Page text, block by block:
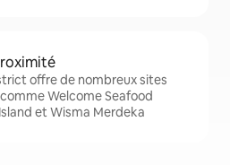
offre de nombreux sites
Welcome Seafood
et Wisma Merdeka